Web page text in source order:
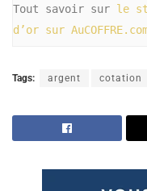
Tout savoir sur le
d’or sur
Tags: argent cotation